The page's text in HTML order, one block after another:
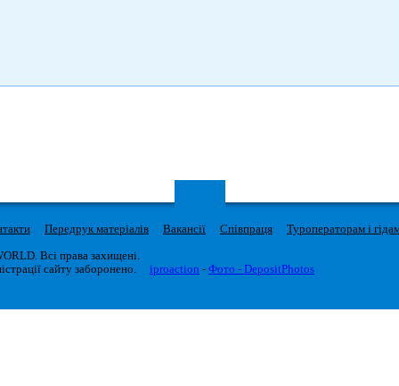
Передрук матеріалів Вакансії Співпраця Туроператорам і
Всі права захищені.
сайту заборонено.
iproaction - Фото - DepositPhotos